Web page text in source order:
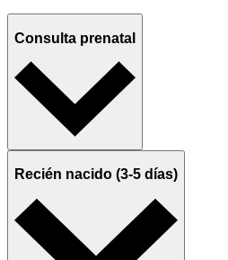
Consulta prenatal
Recién nacido (3-5 días)